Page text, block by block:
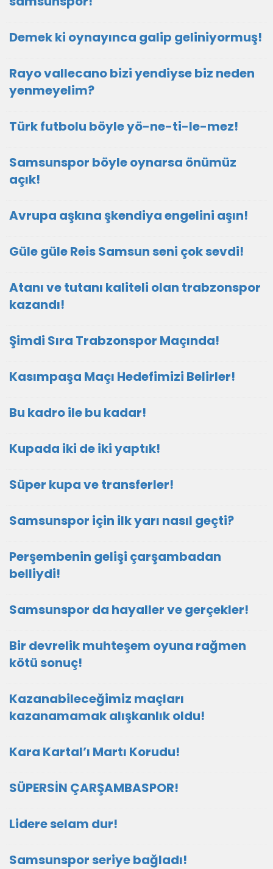
Demek ki oynayınca galip geliniyormuş!
Rayo vallecano bizi yendiyse biz neden
yenmeyelim?
Türk futbolu böyle yö-ne-ti-le-mez!
Samsunspor böyle oynarsa önümüz
açık!
Avrupa aşkına şkendiya engelini aşın!
Güle güle Reis Samsun seni çok sevdi!
Atanı ve tutanı kaliteli olan trabzonspor
kazandı!
Şimdi Sıra Trabzonspor Maçında!
Kasımpaşa Maçı Hedefimizi Belirler!
Bu kadro ile bu kadar!
Kupada iki de iki yaptık!
Süper kupa ve transferler!
Samsunspor için ilk yarı nasıl geçti?
Perşembenin gelişi çarşambadan
belliydi!
Samsunspor da hayaller ve gerçekler!
Bir devrelik muhteşem oyuna rağmen
kötü sonuç!
Kazanabileceğimiz maçları
kazanamamak alışkanlık oldu!
Kara Kartal’ı Martı Korudu!
SÜPERSİN ÇARŞAMBASPOR!
Lidere selam dur!
Samsunspor seriye bağladı!